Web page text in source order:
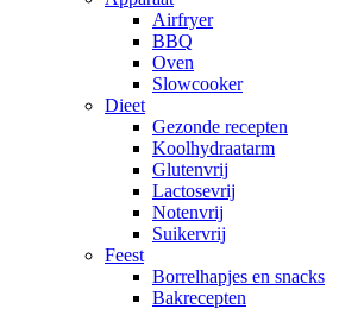
Airfryer
BBQ
Oven
Slowcooker
Dieet
Gezonde recepten
Koolhydraatarm
Glutenvrij
Lactosevrij
Notenvrij
Suikervrij
Feest
Borrelhapjes en snacks
Bakrecepten